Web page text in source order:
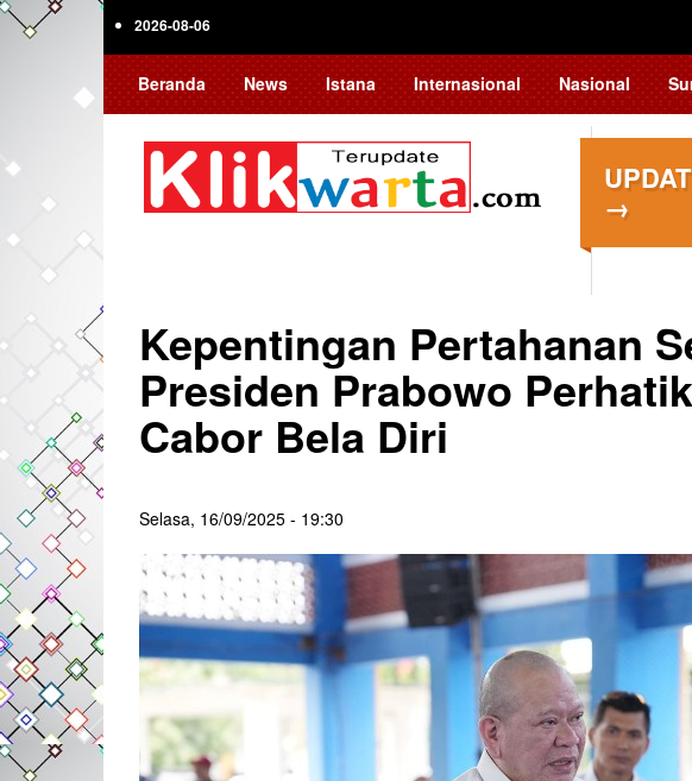
Skip
2026-08-06
Beranda News Istana Internasional Nasional
→
Kepentingan Pertahanan
Presiden Prabowo
Cabor Bela Diri
Selasa, 16/09/2025 - 19:30